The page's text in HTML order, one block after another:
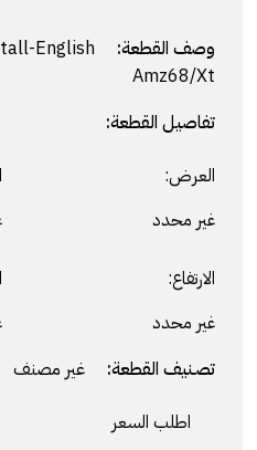
وصف القطعة:
English
Amz68/Xt
تفاصيل القطعة:
العرض:
غير محدد
الارتفاع:
غير محدد
تصنيف القطعة: غير مصنف
اطلب السعر